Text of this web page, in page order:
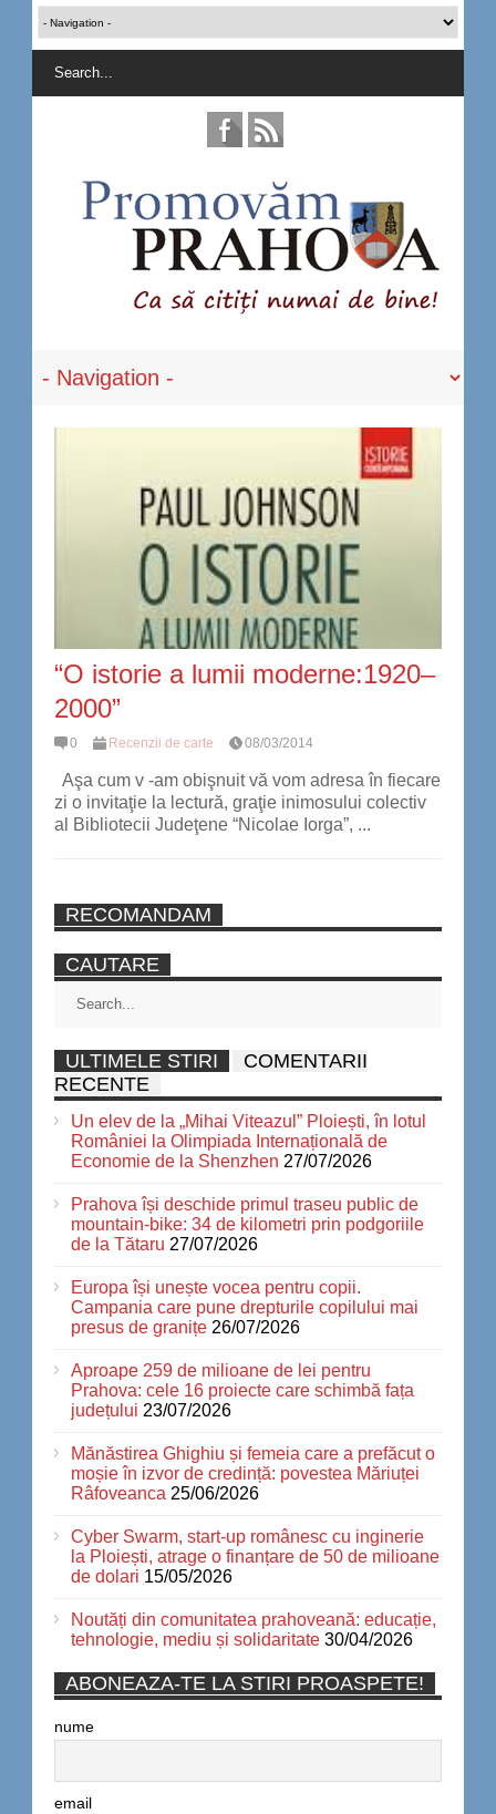
“O istorie a lumii moderne:1920–
2000”
0 Recenzii de carte 08/03/2014
Aşa cum v -am obişnuit vă vom adresa în fiecare
zi o invitaţie la lectură, graţie inimosului colectiv
al Bibliotecii Judeţene “Nicolae Iorga”, ...
RECOMANDAM
CAUTARE
ULTIMELE STIRI
COMENTARII
RECENTE
Un elev de la „Mihai Viteazul” Ploiești, în lotul
României la Olimpiada Internațională de
Economie de la Shenzhen 27/07/2026
Prahova își deschide primul traseu public de
mountain-bike: 34 de kilometri prin podgoriile
de la Tătaru 27/07/2026
Europa își unește vocea pentru copii.
Campania care pune drepturile copilului mai
presus de granițe 26/07/2026
Aproape 259 de milioane de lei pentru
Prahova: cele 16 proiecte care schimbă fața
județului 23/07/2026
Mănăstirea Ghighiu și femeia care a prefăcut o
moșie în izvor de credință: povestea Măriuței
Râfoveanca 25/06/2026
Cyber Swarm, start-up românesc cu inginerie
la Ploiești, atrage o finanțare de 50 de milioane
de dolari 15/05/2026
Noutăți din comunitatea prahoveană: educație,
tehnologie, mediu și solidaritate 30/04/2026
ABONEAZA-TE LA STIRI PROASPETE!
nume
email